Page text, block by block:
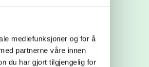
mediefunksjoner og for å
partnerne våre innen
du har gjort tilgjengelig for